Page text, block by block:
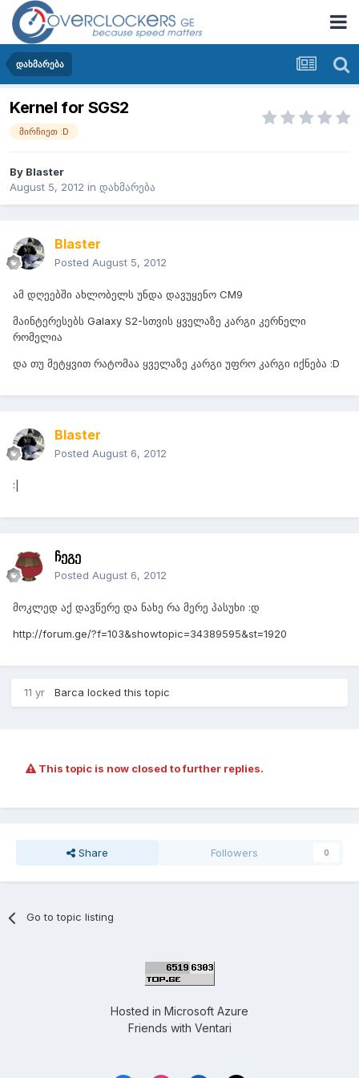
დახმარება
Kernel for SGS2
მირჩიეთ :D
By Blaster
August 5, 2012 in დახმარება
Blaster
Posted August 5, 2012
ამ დღეებში ახლობელს უნდა დავუყენო CM9
მაინტერესებს Galaxy S2-სთვის ყველაზე კარგი კერნელი
რომელია
და თუ მეტყვით რატომაა ყველაზე კარგი უფრო კარგი იქნება :D
Blaster
Posted August 6, 2012
:|
ჩეგე
Posted August 6, 2012
მოკლედ აქ დავწერე და ნახე რა მერე პასუხი :დ
http://forum.ge/?f=103&showtopic=34389595&st=1920
11 yr Barca locked this topic
This topic is now closed to further replies.
Share Followers 0
Go to topic listing
Hosted in Microsoft Azure
Friends with Ventari